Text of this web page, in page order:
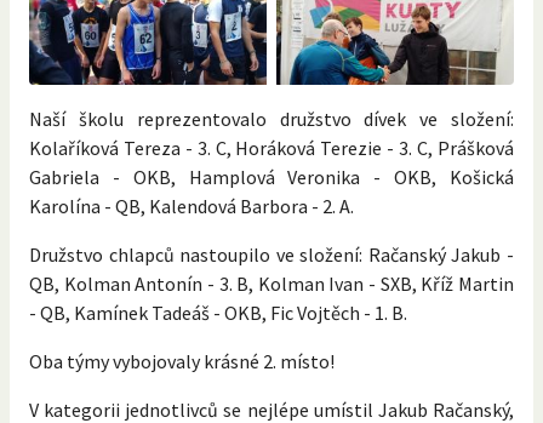
Naší školu reprezentovalo družstvo dívek ve složení:
Kolaříková Tereza - 3. C, Horáková Terezie - 3. C, Prášková
Gabriela - OKB, Hamplová Veronika - OKB, Košická
Karolína - QB, Kalendová Barbora - 2. A.
Družstvo chlapců nastoupilo ve složení: Račanský Jakub -
QB, Kolman Antonín - 3. B, Kolman Ivan - SXB, Kříž Martin
- QB, Kamínek Tadeáš - OKB, Fic Vojtěch - 1. B.
Oba týmy vybojovaly krásné 2. místo!
V kategorii jednotlivců se nejlépe umístil Jakub Račanský,